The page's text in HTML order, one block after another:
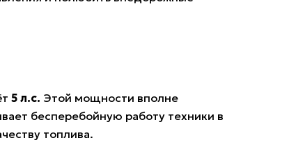
5 л.с. Этой мощности вполне
бесперебойную работу техники в
топлива.